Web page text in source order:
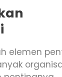
elemen